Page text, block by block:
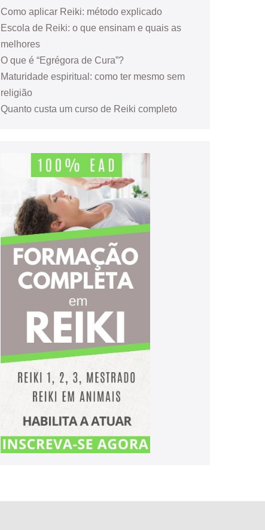
Como aplicar Reiki: método explicado
Escola de Reiki: o que ensinam e quais as
melhores
O que é “Egrégora de Cura”?
Maturidade espiritual: como ter mesmo sem
religião
Quanto custa um curso de Reiki completo